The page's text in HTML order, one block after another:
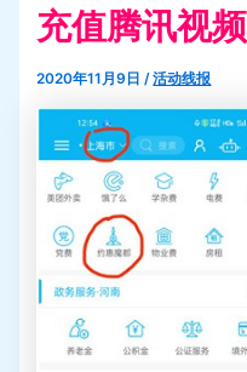
充值腾讯视
2020年11月9日/活动线报